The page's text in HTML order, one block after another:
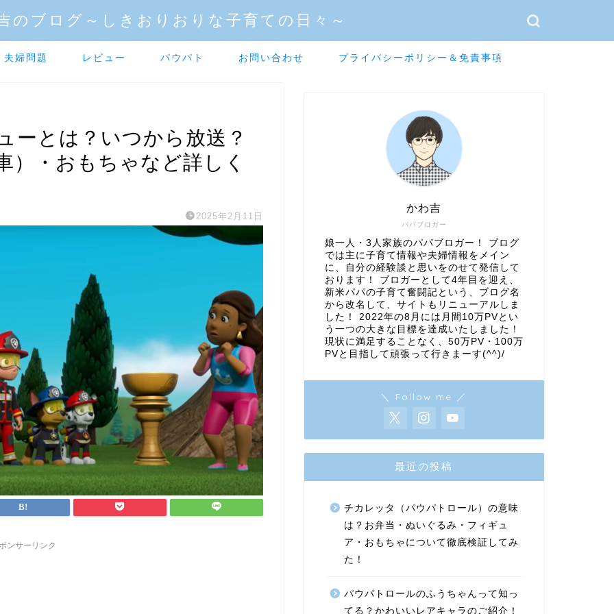
のブログ～しきおりおりな子育ての日々～
夫婦問題 レビュー パウパト お問い合わせ プライバシーポリシー＆免責事項
ーとは？いつから放送？
）・おもちゃなど詳しく
2025年2月11日
ンサーリンク
パパブロガー
かわ吉
娘一人・3人家族のパパブロガー！ ブログ
では主に子育て情報や夫婦情報をメイン
に、自分の経験談と思いをのせて発信して
おります！ ブロガーとして4年目を迎え、
新米パパの子育て奮闘記という、ブログ名
から改名して、サイトもリニューアルしま
した！ 2022年の8月には月間10万PVとい
う一つの大きな目標を達成いたしました！
現状に満足することなく、50万PV・100万
PVと目指して頑張って行きまーす(^^)/
＼ Follow me ／
最近の投稿
チカレッタ（パウパトロール）の意味
は？お弁当・ぬいぐるみ・フィギュ
ア・おもちゃについて徹底検証してみ
た！
パウパトロールのふうちゃんって知っ
てる？かわいいレアキャラのご紹介！